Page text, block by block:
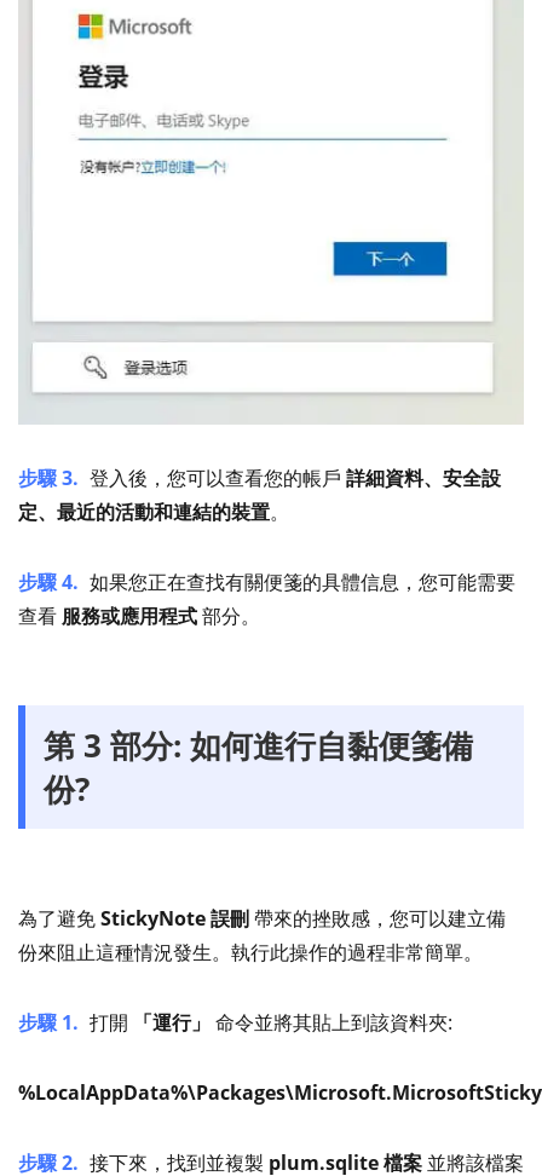
步驟 3. 登入後，您可以查看您的帳戶 詳細資料、安全設
定、最近的活動和連結的裝置。
步驟 4. 如果您正在查找有關便箋的具體信息，您可能需要
查看服務或應用程式部分。
第 3 部分: 如何進行自黏便箋備
份?
為了避免StickyNote 誤刪帶來的挫敗感，您可以建立備
份來阻止這種情況發生。執行此操作的過程非常簡單。
步驟 1. 打開 「運行」 命令並將其貼上到該資料夾:
步驟 2. 接下來，找到並複製 plum.sqlite 檔案並將該檔案